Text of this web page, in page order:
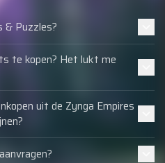
& Puzzles?
te kopen? Het lukt me
uit de Zynga Empires